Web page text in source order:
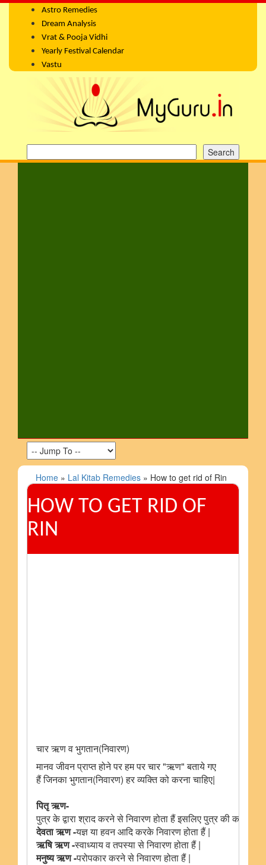
Astro Remedies
Dream Analysis
Vrat & Pooja Vidhi
Yearly Festival Calendar
Vastu
Home » Lal Kitab Remedies » How to get rid of Rin
HOW TO GET RID OF
RIN
चार ऋण व भुगतान(निवारण)
मानव जीवन प्राप्त होने पर हम पर चार "ऋण" बताये गए
हैं जिनका भुगतान(निवारण) हर व्यक्ति को करना चाहिए|
पितृ ऋण-
पुत्र के द्वारा श्राद करने से निवारण होता हैं इसलिए पुत्र की कामना
देवता ऋण -यज्ञ या हवन आदि करके निवारण होता हैं |
ऋषि ऋण -स्वाध्याय व तपस्या से निवारण होता हैं |
मनुष्य ऋण -परोपकार करने से निवारण होता हैं |